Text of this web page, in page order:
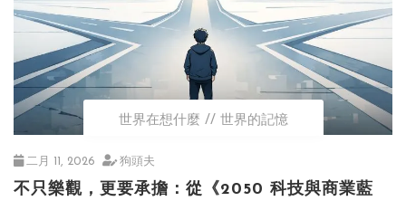
世界在想什麼 世界的記憶
二月 11, 2026 狗頭夫
不只樂觀，更要承擔：從《2050 科技與商業藍